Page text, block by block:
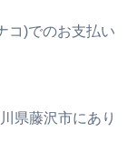
コ)でのお支払い
県藤沢市にあり